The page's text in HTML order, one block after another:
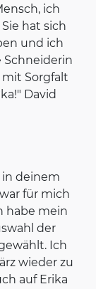
ich
hat sich
und ich
Schneiderin
Sorgfalt
David
in deinem
für mich
habe mein
der
Ich
wieder zu
auf Erika